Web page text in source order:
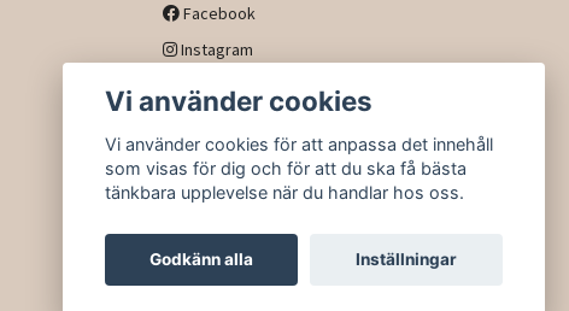
Facebook
Instagram
Vi använder cookies
Vi använder cookies för att anpassa det innehåll
som visas för dig och för att du ska få bästa
tänkbara upplevelse när du handlar hos oss.
Godkänn alla Inställningar